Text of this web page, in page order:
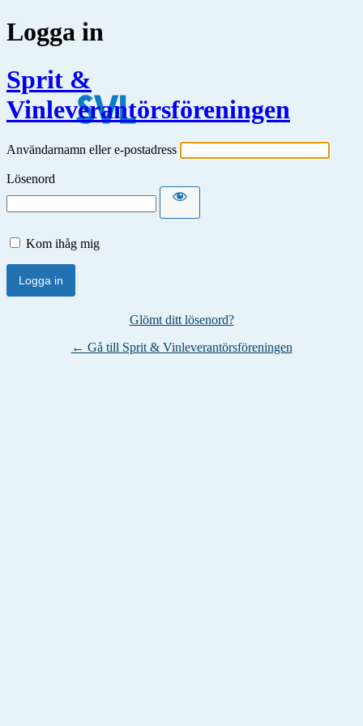
Logga in
Sprit &
Vinleverantörsföreningen
Användarnamn eller e-postadress
Lösenord
Kom ihåg mig
Glömt ditt lösenord?
← Gå till Sprit & Vinleverantörsföreningen